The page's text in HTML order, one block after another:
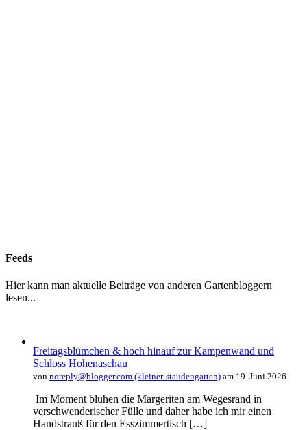
Feeds
Hier kann man aktuelle Beiträge von anderen Gartenbloggern
lesen...
Freitagsblümchen & hoch hinauf zur Kampenwand und
Schloss Hohenaschau
von noreply@blogger.com (kleiner-staudengarten) am 19. Juni 2026
Im Moment blühen die Margeriten am Wegesrand in
verschwenderischer Fülle und daher habe ich mir einen
Handstrauß für den Esszimmertisch […]